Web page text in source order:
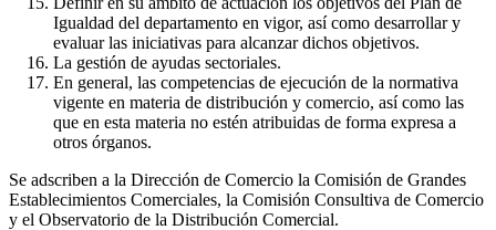
Igualdad del departamento en vigor, así como desarrollar y
evaluar las iniciativas para alcanzar dichos objetivos.
La gestión de ayudas sectoriales.
En general, las competencias de ejecución de la normativa
vigente en materia de distribución y comercio, así como las
que en esta materia no estén atribuidas de forma expresa a
otros órganos.
Se adscriben a la Dirección de Comercio la Comisión de Grandes
Establecimientos Comerciales, la Comisión Consultiva de Comercio
y el Observatorio de la Distribución Comercial.